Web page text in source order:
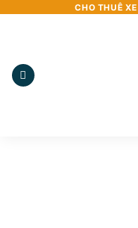
dung
CHO THUÊ